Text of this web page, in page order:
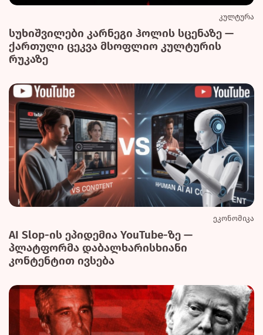
კულტურა
სუხიშვილები კარნეგი ჰოლის სცენაზე —
ქართული ცეკვა მსოფლიო კულტურის
რუკაზე
ეკონომიკა
AI Slop-ის ეპიდემია YouTube-ზე —
პლატფორმა დაბალხარისხიანი
კონტენტით ივსება